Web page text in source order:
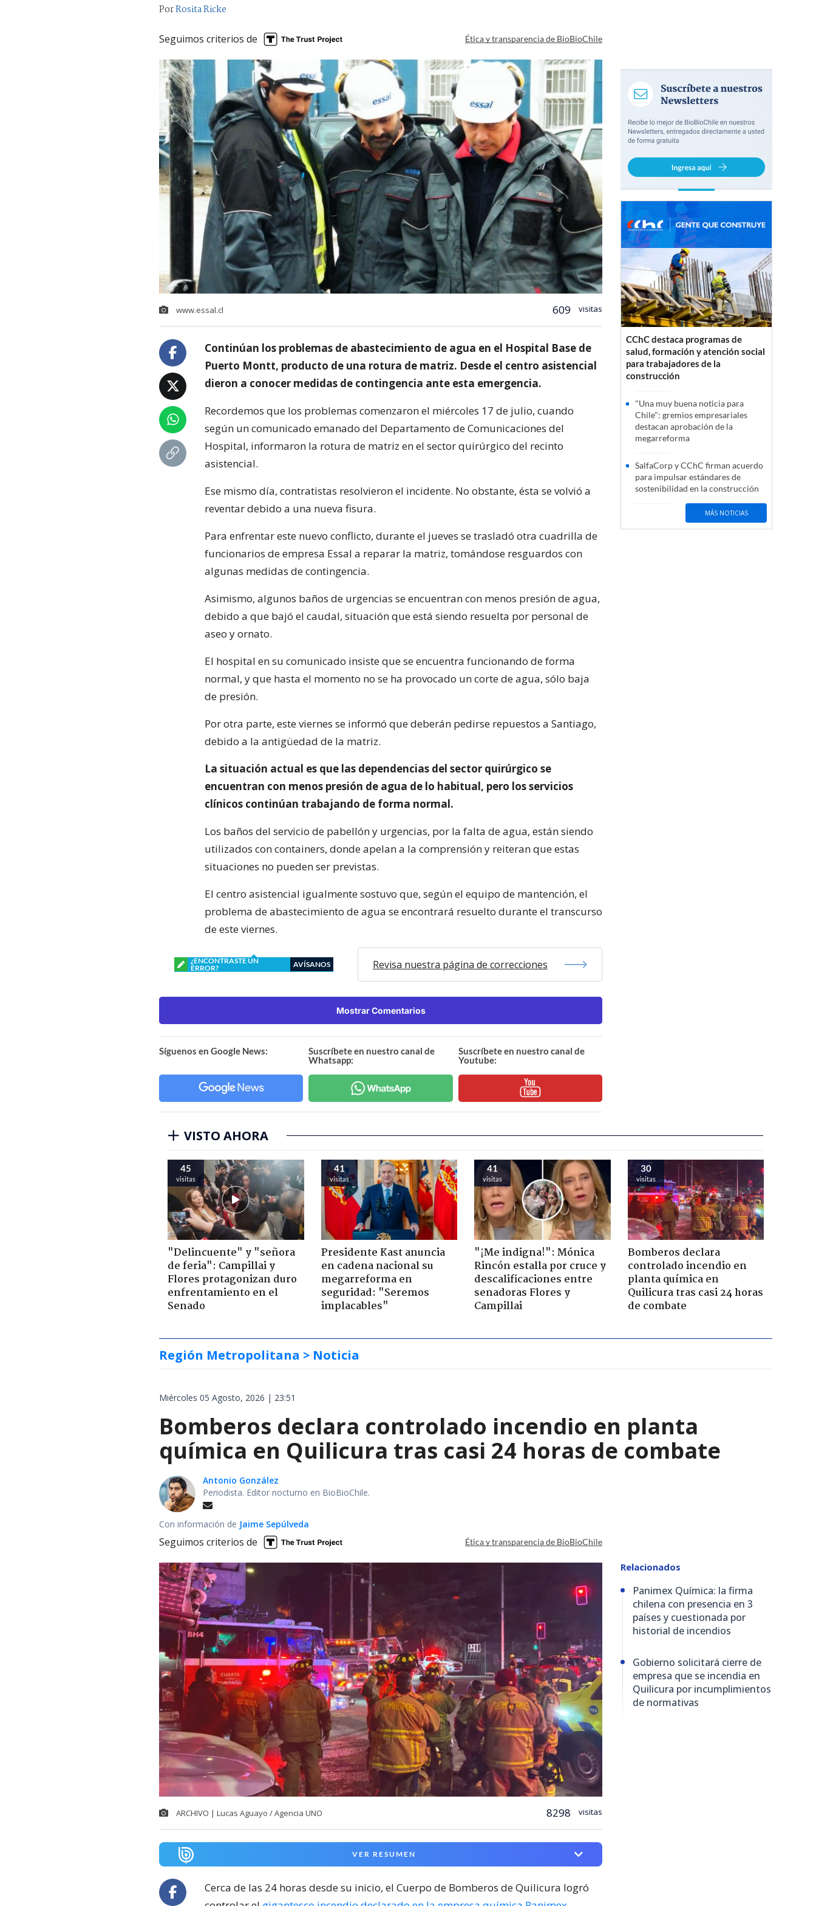
PorRosita Ricke
Seguimos criterios de Ética y transparencia de BioBioChile
www.essal.cl 609 visitas
Continúan los problemas de abastecimiento de agua en el Hospital Base de
Puerto Montt, producto de una rotura de matriz. Desde el centro asistencial
dieron a conocer medidas de contingencia ante esta emergencia.
Recordemos que los problemas comenzaron el miércoles 17 de julio, cuando
según un comunicado emanado del Departamento de Comunicaciones del
Hospital, informaron la rotura de matriz en el sector quirúrgico del recinto
asistencial.
Ese mismo día, contratistas resolvieron el incidente. No obstante, ésta se volvió a
reventar debido a una nueva fisura.
Para enfrentar este nuevo conflicto, durante el jueves se trasladó otra cuadrilla de
funcionarios de empresa Essal a reparar la matriz, tomándose resguardos con
algunas medidas de contingencia.
Asimismo, algunos baños de urgencias se encuentran con menos presión de agua,
debido a que bajó el caudal, situación que está siendo resuelta por personal de
aseo y ornato.
El hospital en su comunicado insiste que se encuentra funcionando de forma
normal, y que hasta el momento no se ha provocado un corte de agua, sólo baja
de presión.
Por otra parte, este viernes se informó que deberán pedirse repuestos a Santiago,
debido a la antigüedad de la matriz.
La situación actual es que las dependencias del sector quirúrgico se
encuentran con menos presión de agua de lo habitual, pero los servicios
clínicos continúan trabajando de forma normal.
Los baños del servicio de pabellón y urgencias, por la falta de agua, están siendo
utilizados con containers, donde apelan a la comprensión y reiteran que estas
situaciones no pueden ser previstas.
El centro asistencial igualmente sostuvo que, según el equipo de mantención, el
problema de abastecimiento de agua se encontrará resuelto durante el transcurso
de este viernes.
¿ENCONTRASTE UN
ERROR?
AVÍSANOS Revisa nuestra página de correcciones
Mostrar Comentarios
Síguenos en Google News:
Suscríbete en nuestro canal de
Whatsapp:
Suscríbete en nuestro canal de
Youtube:
CChC destaca programas de
salud, formación y atención social
para trabajadores de la
construcción
"Una muy buena noticia para
Chile": gremios empresariales
destacan aprobación de la
megarreforma
SalfaCorp y CChC firman acuerdo
para impulsar estándares de
sostenibilidad en la construcción
MÁS NOTICIAS
VISTO AHORA
45
visitas
"Delincuente" y "señora
de feria": Campillai y
Flores protagonizan duro
enfrentamiento en el
Senado
41
visitas
Presidente Kast anuncia
en cadena nacional su
megarreforma en
seguridad: "Seremos
implacables"
41
visitas
"¡Me indigna!": Mónica
Rincón estalla por cruce y
descalificaciones entre
senadoras Flores y
Campillai
30
visitas
Bomberos declara
controlado incendio en
planta química en
Quilicura tras casi 24 horas
de combate
Región Metropolitana > Noticia
Miércoles 05 Agosto, 2026 | 23:51
Bomberos declara controlado incendio en planta
química en Quilicura tras casi 24 horas de combate
Antonio González
Periodista. Editor nocturno en BioBioChile.
Con información de Jaime Sepúlveda
Seguimos criterios de Ética y transparencia de BioBioChile
ARCHIVO | Lucas Aguayo / Agencia UNO 8298 visitas
VER RESUMEN
Cerca de las 24 horas desde su inicio, el Cuerpo de Bomberos de Quilicura logró
Relacionados
Panimex Química: la firma
chilena con presencia en 3
países y cuestionada por
historial de incendios
Gobierno solicitará cierre de
empresa que se incendia en
Quilicura por incumplimientos
de normativas